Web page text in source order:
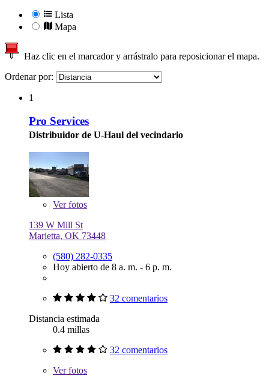
Lista
Mapa
Haz clic en el marcador y arrástralo para reposicionar el mapa.
Ordenar por:
1
Pro Services
Distribuidor de U-Haul del vecindario
Verfotos
139 W Mill St
Marietta, OK 73448
(580) 282-0335
Hoy abierto de 8 a. m. - 6 p. m.
32 comentarios
Distancia estimada
0.4 millas
32 comentarios
Verfotos